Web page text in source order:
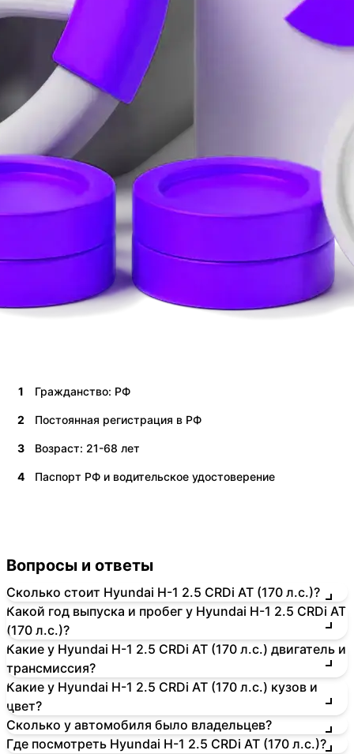
1 Гражданство: РФ
2 Постоянная регистрация в РФ
3 Возраст: 21-68 лет
4 Паспорт РФ и водительское удостоверение
Вопросы и ответы
Сколько стоит Hyundai H-1 2.5 CRDi AT (170 л.с.)?
Какой год выпуска и пробег у Hyundai H-1 2.5 CRDi AT
(170 л.с.)?
Какие у Hyundai H-1 2.5 CRDi AT (170 л.с.) двигатель и
трансмиссия?
Какие у Hyundai H-1 2.5 CRDi AT (170 л.с.) кузов и
цвет?
Сколько у автомобиля было владельцев?
Где посмотреть Hyundai H-1 2.5 CRDi AT (170 л.с.)?